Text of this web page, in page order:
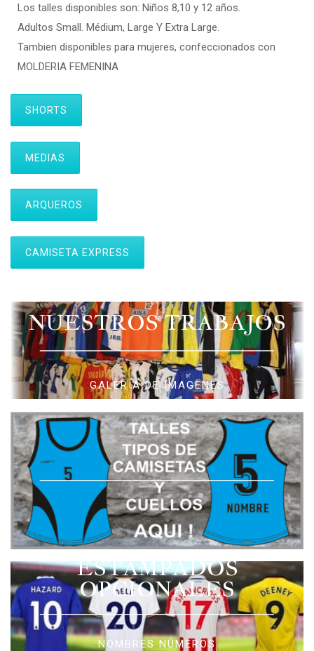
Los talles disponibles son: Niños 8,10 y 12 años.
Adultos Small. Médium, Large Y Extra Large.
Tambien disponibles para mujeres, confeccionados con
MOLDERIA FEMENINA
SHORTS
MEDIAS
ARQUEROS
CAMISETA EXPRESS
NUESTROS TRABAJOS
GALERIA DE IMAGENES
ESTAMPADOS
OPCIONALES
NOMBRES NÚMEROS